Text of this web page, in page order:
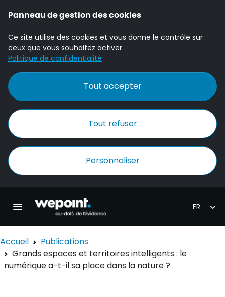
Panneau de gestion des cookies
Ce site utilise des cookies et vous donne le contrôle sur
ceux que vous souhaitez activer .
Politique de confidentialité
Tout accepter
Tout refuser
Personnaliser
Ouvrir la navigation principale
Accueil
Publications
Grands espaces et territoires intelligents : le
numérique a-t-il sa place dans la nature ?